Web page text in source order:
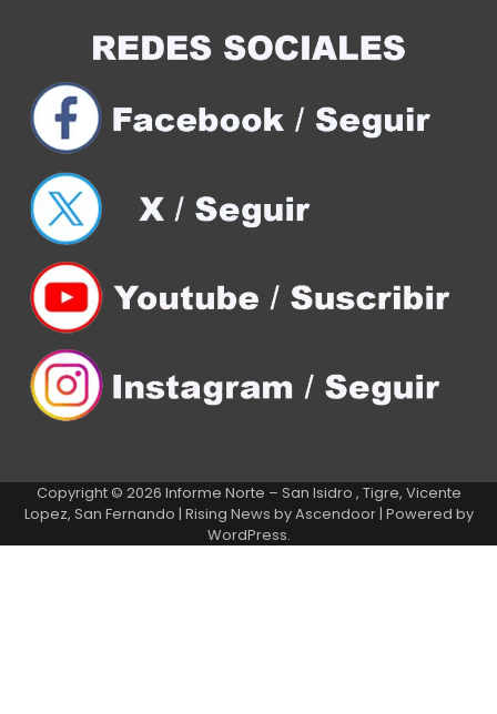
Copyright © 2026 Informe Norte – San Isidro , Tigre, Vicente
Lopez, San Fernando | Rising News byAscendoor| Powered by
WordPress.